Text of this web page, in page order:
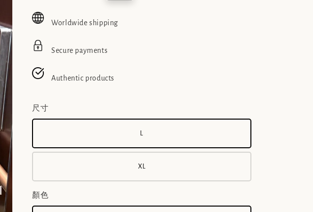
Worldwide shipping
Secure payments
Authentic products
尺寸
XL
顏色